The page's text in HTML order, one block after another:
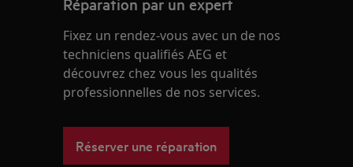
Fixez un rendez-vous avec un de nos
techniciens qualifiés AEG et
découvrez chez vous les qualités
professionnelles de nos services.
Réserver une réparation